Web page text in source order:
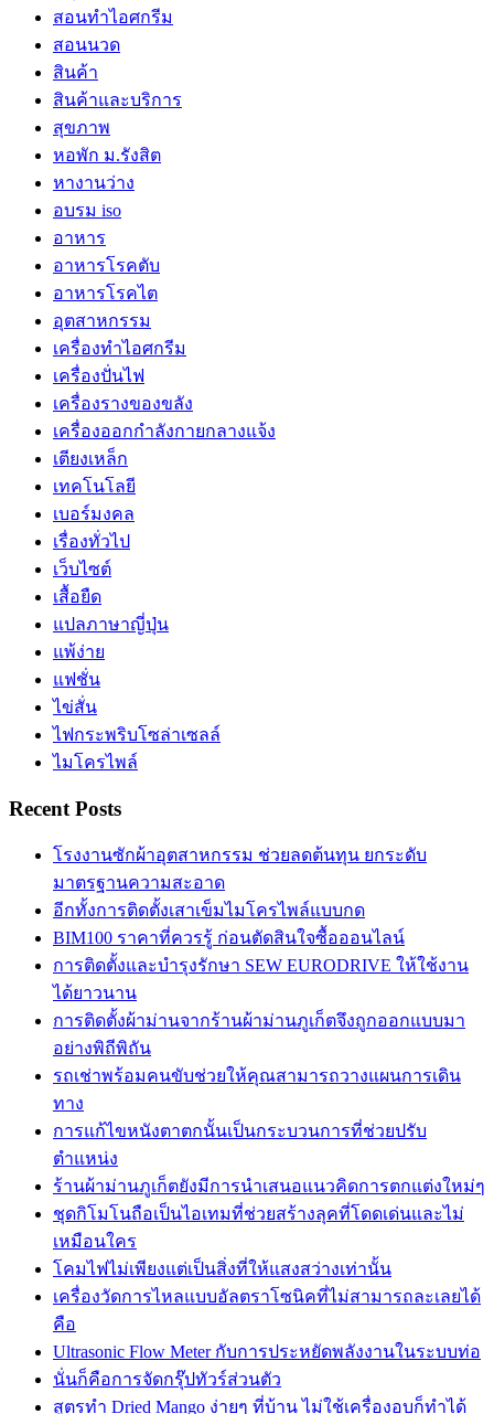
สอนทำไอศกรีม
สอนนวด
สินค้า
สินค้าและบริการ
สุขภาพ
หอพัก ม.รังสิต
หางานว่าง
อบรม iso
อาหาร
อาหารโรคตับ
อาหารโรคไต
อุตสาหกรรม
เครื่องทำไอศกรีม
เครื่องปั่นไฟ
เครื่องรางของขลัง
เครื่องออกกำลังกายกลางแจ้ง
เตียงเหล็ก
เทคโนโลยี
เบอร์มงคล
เรื่องทั่วไป
เว็บไซต์
เสื้อยืด
แปลภาษาญี่ปุ่น
แพ้ง่าย
แฟชั่น
ไข่สั่น
ไฟกระพริบโซล่าเซลล์
ไมโครไพล์
Recent Posts
โรงงานซักผ้าอุตสาหกรรม ช่วยลดต้นทุน ยกระดับ
มาตรฐานความสะอาด
อีกทั้งการติดตั้งเสาเข็มไมโครไพล์แบบกด
BIM100 ราคาที่ควรรู้ ก่อนตัดสินใจซื้อออนไลน์
การติดตั้งและบำรุงรักษา SEW EURODRIVE ให้ใช้งาน
ได้ยาวนาน
การติดตั้งผ้าม่านจากร้านผ้าม่านภูเก็ตจึงถูกออกแบบมา
อย่างพิถีพิถัน
รถเช่าพร้อมคนขับช่วยให้คุณสามารถวางแผนการเดิน
ทาง
การแก้ไขหนังตาตกนั้นเป็นกระบวนการที่ช่วยปรับ
ตำแหน่ง
ร้านผ้าม่านภูเก็ตยังมีการนำเสนอแนวคิดการตกแต่งใหม่ๆ
ชุดกิโมโนถือเป็นไอเทมที่ช่วยสร้างลุคที่โดดเด่นและไม่
เหมือนใคร
โคมไฟไม่เพียงแต่เป็นสิ่งที่ให้แสงสว่างเท่านั้น
เครื่องวัดการไหลแบบอัลตราโซนิคที่ไม่สามารถละเลยได้
คือ
Ultrasonic Flow Meter กับการประหยัดพลังงานในระบบท่อ
นั่นก็คือการจัดกรุ๊ปทัวร์ส่วนตัว
สูตรทำ Dried Mango ง่ายๆ ที่บ้าน ไม่ใช้เครื่องอบก็ทำได้